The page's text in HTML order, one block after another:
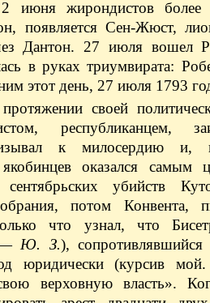
жирондистов более
появляется Сен-Жюст,
Дантон. 27 июля вошел
в руках триумвирата:
этот день, 27 июля 1793
своей
республиканцем,
к милосердию и,
оказался самым
убийств
потом Конвента,
что узнал, что
—Ю. З.), сопротивлявшийся
юридически (курсив
верховную власть».